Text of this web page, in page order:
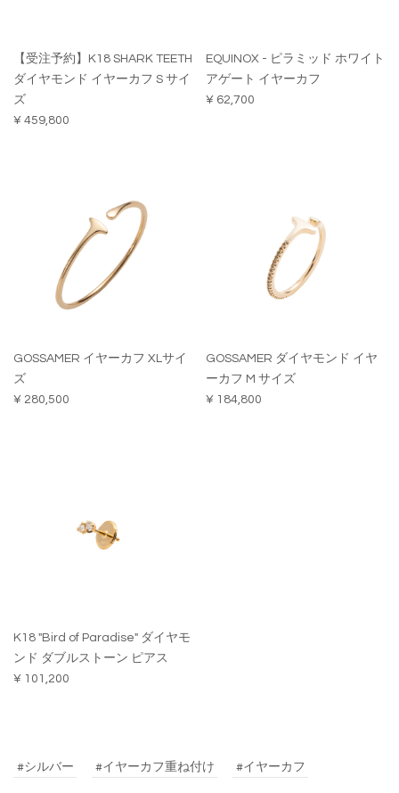
【受注予約】K18 SHARK TEETH
ダイヤモンド イヤーカフ S サイ
ズ
¥ 459,800
EQUINOX - ピラミッド ホワイト
アゲート イヤーカフ
¥ 62,700
GOSSAMER イヤーカフ XLサイ
ズ
¥ 280,500
GOSSAMER ダイヤモンド イヤ
ーカフ M サイズ
¥ 184,800
K18 "Bird of Paradise" ダイヤモ
ンド ダブルストーン ピアス
¥ 101,200
#シルバー #イヤーカフ重ね付け #イヤーカフ